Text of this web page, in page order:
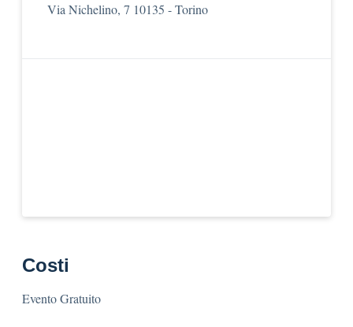
Via Nichelino, 7 10135 - Torino
Costi
Evento Gratuito